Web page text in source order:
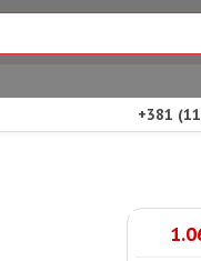
+381